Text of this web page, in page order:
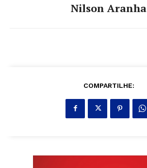
Nilson Aranha
COMPARTILHE: